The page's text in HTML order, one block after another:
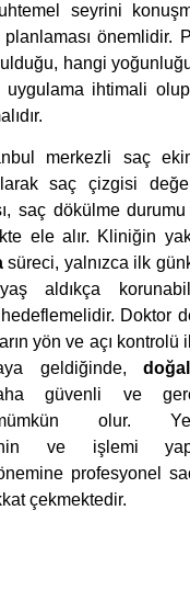
seyrini
önemlidir.
hangi
ihtimali olup
merkezli saç
saç çizgisi
saç dökülme
ele alır. Kliniğin
süreci, yalnızca ilk
aldıkça
Doktor
yön ve açı kontrolü
geldiğinde,
güvenli ve
olur.
ve işlemi
önemine profesyonel
çekmektedir.